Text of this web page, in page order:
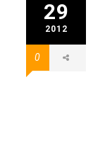
29
2012
0